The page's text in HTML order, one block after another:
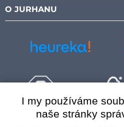
O JURHANU
I my používáme
naše stránky